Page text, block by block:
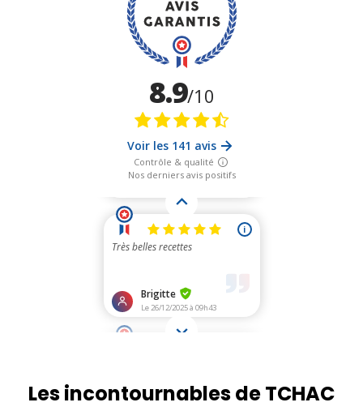
Les incontournables de TCHAC